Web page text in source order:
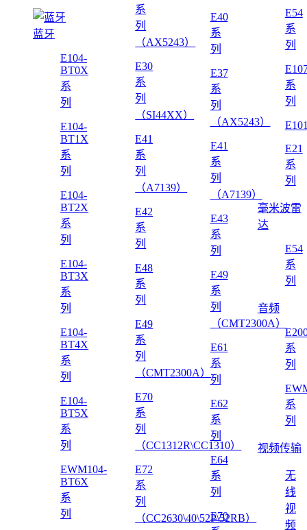
蓝牙
E104-
BT0X
系
列
E104-
BT1X
系
列
E104-
BT2X
系
列
E104-
BT3X
系
列
E104-
BT4X
系
列
E104-
BT5X
系
列
EWM104-
BT6X
系
列
系
列
（AX5243）
E30
系
列
（SI44XX）
E41
系
列
（A7139）
E42
系
列
E48
系
列
E49
系
列
（CMT2300A）
E70
系
列
（CC1312R\CC1310）
E72
系
列
（CC2630\40\52P\52RB）
E40
系
列
E37
系
列
（AX5243）
E41
系
列
（A7139）
E43
系
列
E49
系
列
（CMT2300A）
E61
系
列
E62
系
列
E64
系
列
E70
E54
系
列
系
列
E21
系
列
毫米波雷
达
E54
系
列
音频
系
列
系
列
视频传输
无
线
视
频